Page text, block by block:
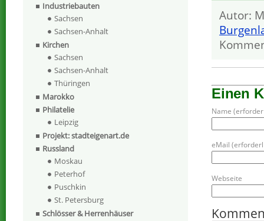
Autor:
Einen
Name
eMail
Webseite
Industriebauten
Sachsen
Sachsen-Anhalt
Kirchen
Sachsen
Sachsen-Anhalt
Thüringen
Marokko
Philatelie
Leipzig
Projekt: stadteigenart.de
Russland
Moskau
Peterhof
Puschkin
St. Petersburg
Schlösser & Herrenhäuser